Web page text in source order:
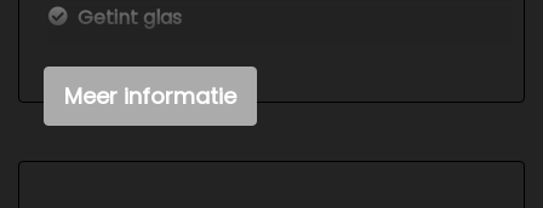
Getint glas
Keyless entry
Meer informatie